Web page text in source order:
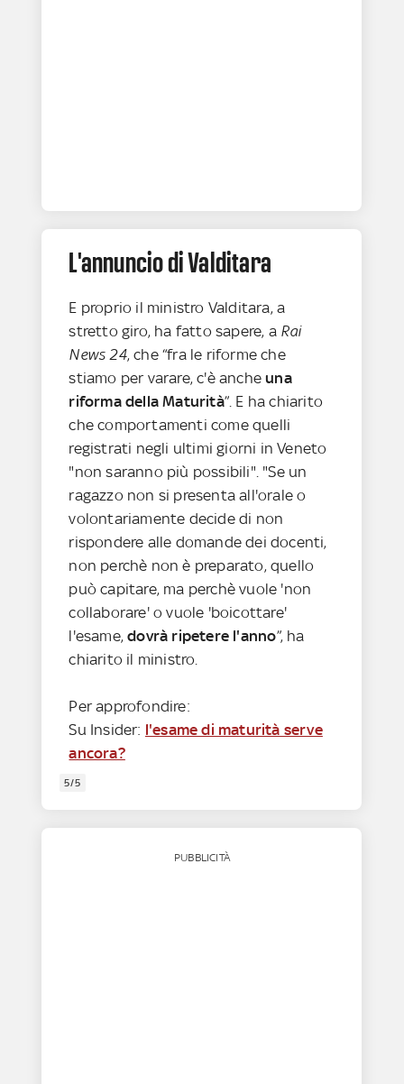
L'annuncio di Valditara
E proprio il ministro Valditara, a
stretto giro, ha fatto sapere, a Rai
News 24, che “fra le riforme che
stiamo per varare, c'è ancheuna
riforma della Maturità”. E ha chiarito
che comportamenti come quelli
registrati negli ultimi giorni in Veneto
"non saranno più possibili". "Se un
ragazzo non si presenta all'orale o
volontariamente decide di non
rispondere alle domande dei docenti,
non perchè non è preparato, quello
può capitare, ma perchè vuole 'non
collaborare' o vuole 'boicottare'
l'esame,dovrà ripetere l'anno”, ha
chiarito il ministro.
Per approfondire:
Su Insider: l'esame di maturità serve
ancora?
5/5
PUBBLICITÀ